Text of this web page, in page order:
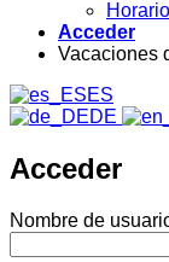
Acceder
Vacaciones
ES
DE
Acceder
Nombre de